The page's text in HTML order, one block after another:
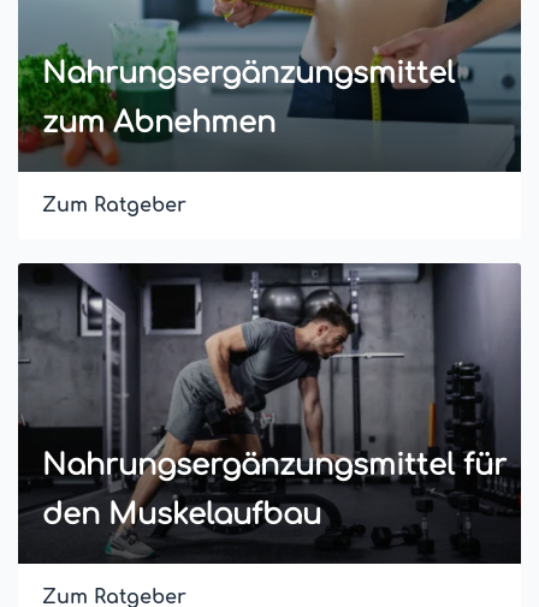
Nahrungsergänzungsmittel
zum Abnehmen
Zum Ratgeber
Nahrungsergänzungsmittel für
den Muskelaufbau
Zum Ratgeber